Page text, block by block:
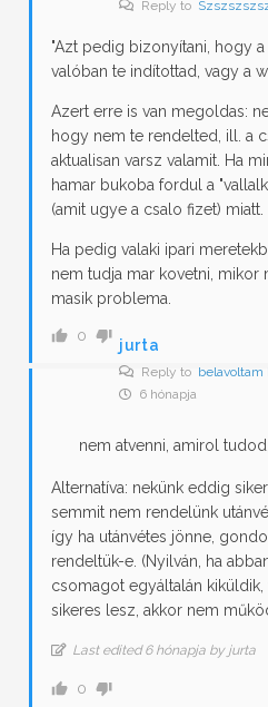
Reply to
"Azt pedig bizonyítani, hogy
valóban te indítottad, vagy a
Azert erre is van megoldas:
hogy nem te rendelted, ill. a
aktualisan varsz valamit. Ha
hamar bukoba fordul a
(amit ugye a csalo fizet) miatt.
Ha pedig valaki ipari
nem tudja mar kovetni,
masik problema.
0
jurta
Reply to belavoltam
6 hónapja
nem atvenni, amirol
Alternatíva: nekünk eddig
semmit nem rendelünk
így ha utánvétes jönne,
rendeltük-e. (Nyilván, ha
csomagot egyáltalán
sikeres lesz, akkor nem
Last edited 6 hónapja by jurta
0